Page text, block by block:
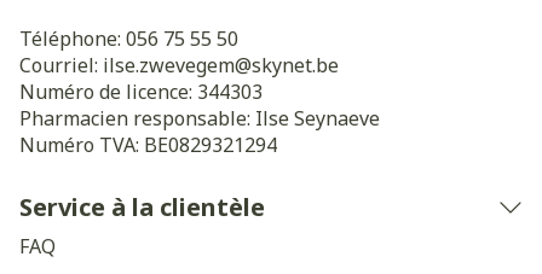
Téléphone: 056 75 55 50
Courriel: ilse.zwevegem@skynet.be
Numéro de licence: 344303
Pharmacien responsable: Ilse Seynaeve
Numéro TVA: BE0829321294
Service à la clientèle
FAQ